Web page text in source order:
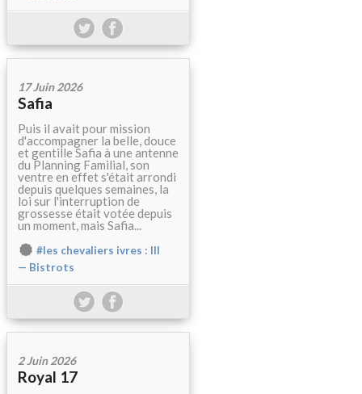
17 Juin 2026
Safia
Puis il avait pour mission
d'accompagner la belle, douce
et gentille Safia à une antenne
du Planning Familial, son
ventre en effet s'était arrondi
depuis quelques semaines, la
loi sur l'interruption de
grossesse était votée depuis
un moment, mais Safia...
#les chevaliers ivres : III
— Bistrots
2 Juin 2026
Royal 17